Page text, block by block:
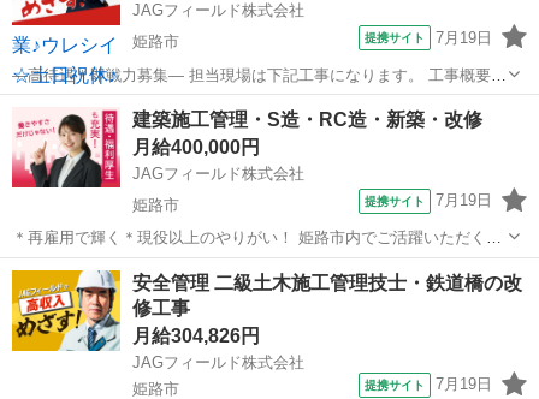
JAGフィールド株式会社
姫路市
提携サイト 7月19日
—高待遇＊即戦力募集— 担当現場は下記工事になります。 工事概要：
工場構内の基礎工事 現場エリア：兵庫県姫路市 施工管理(土木工事) 主
な業務内容 ?工程管理(スケジュール調整・進捗確認) ?安全管理(現場パ
トロー...
姫路市 大工
建築施工管理・S造・RC造・新築・改修
月給400,000円
JAGフィールド株式会社
姫路市
提携サイト 7月19日
＊再雇用で輝く＊現役以上のやりがい！ 姫路市内でご活躍いただく建
築施工管理者を募集。 「年齢を理由にキャリアを諦めたくない」「現
役並みの収入を維持したい」 そんなアクティブなベテランエンジニア
を応援します！ 施工管理の...
兵庫 姫路市 大工
安全管理 二級土木施工管理技士・鉄道橋の改
修工事
月給304,826円
JAGフィールド株式会社
姫路市
提携サイト 7月19日